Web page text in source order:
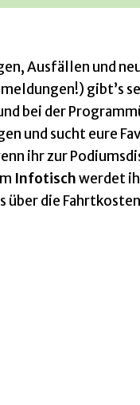
Ausfällen und
gibt’s
bei der
und sucht eure
ihr zur
Infotischwerdet
über die